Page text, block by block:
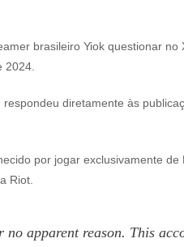
brasileiro Yiok questionar no
2024.
, respondeu diretamente às
por jogar exclusivamente
Riot.
apparent reason. This